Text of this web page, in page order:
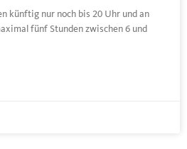
künftig nur noch bis 20 Uhr und an
fünf Stunden zwischen 6 und